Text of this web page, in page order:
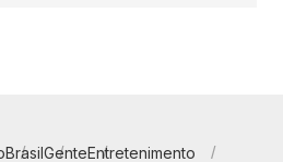
BrasilGenteEntretenimento